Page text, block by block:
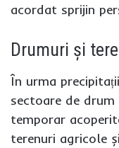
acordat sprijin
Drumuri și
În urma
sectoare de
temporar
terenuri agricole